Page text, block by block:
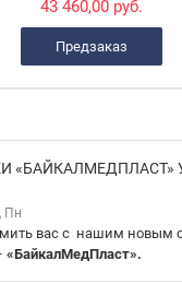
43 460,00 руб.
Предзаказ
«БАЙКАЛМЕДПЛАСТ»
Пн
вас с нашим новым
«БайкалМедПласт».